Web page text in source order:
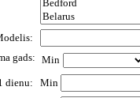
gads: Min
dienu:
Min